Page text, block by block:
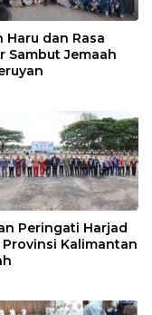
Haru dan Rasa
Sambut Jemaah
Peringati Harjad
Provinsi Kalimantan